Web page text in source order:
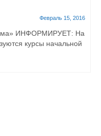
Февраль 15, 2016
ИНФОРМИРУЕТ: На
курсы начальной